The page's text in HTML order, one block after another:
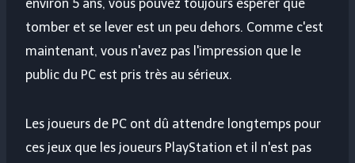
environ 5 ans, vous pouvez toujours espérer que
tomber et se lever est un peu dehors. Comme c'est
maintenant, vous n'avez pas l'impression que le
public du PC est pris très au sérieux.
Les joueurs de PC ont dû attendre longtemps pour
ces jeux que les joueurs PlayStation et il n'est pas